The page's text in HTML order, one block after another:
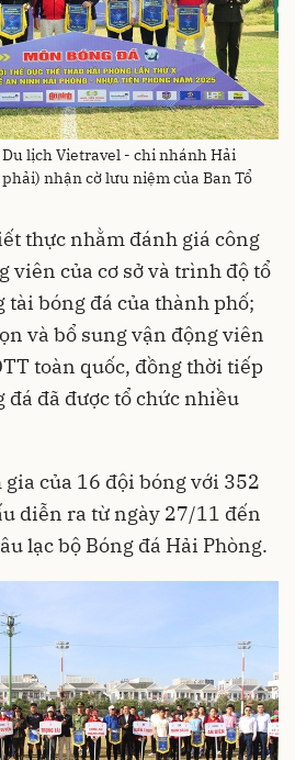
lịch Vietravel - chi nhánh Hải
nhận cờ lưu niệm của Ban Tổ
thực nhằm đánh giá công
viên của cơ sở và trình độ tổ
tài bóng đá của thành phố;
và bổ sung vận động viên
toàn quốc, đồng thời tiếp
đã được tổ chức nhiều
gia của 16 đội bóng với 352
diễn ra từ ngày 27/11 đến
lạc bộ Bóng đá Hải Phòng.